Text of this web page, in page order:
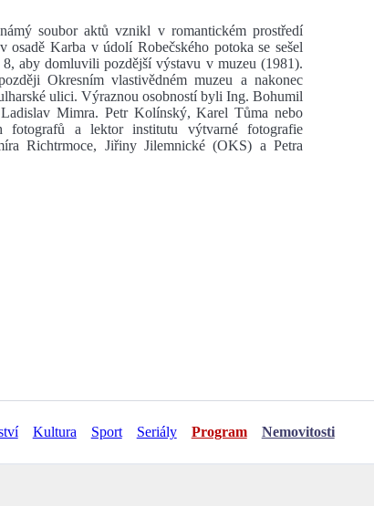
soubor aktů vznikl v romantickém prostředí
Karba v údolí Robečského potoka se sešel
aby domluvili pozdější výstavu v muzeu (1981).
Okresním vlastivědném muzeu a nakonec
ulici. Výraznou osobností byli Ing. Bohumil
Mimra. Petr Kolínský, Karel Tůma nebo
fotografů a lektor institutu výtvarné fotografie
Richtrmoce, Jiřiny Jilemnické (OKS) a Petra
Kultura Sport Seriály Program Nemovitosti